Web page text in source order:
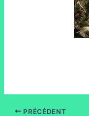
PRÉCÉDENT